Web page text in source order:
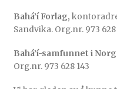
Bahá’í Forlag,
Sandvika. Org.nr. 973 628
Bahá’í-samfunnet i
Org.nr. 973 628 143